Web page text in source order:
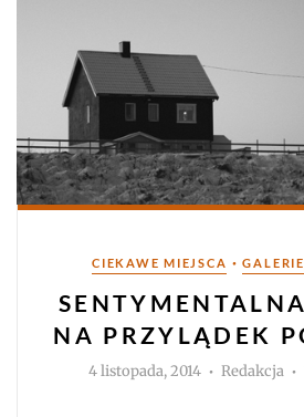
Kategorie
CIEKAWE MIEJSCA • GALERIE
NA PRZYLĄDEK
4 listopada, 2014 Autor
Redakcja